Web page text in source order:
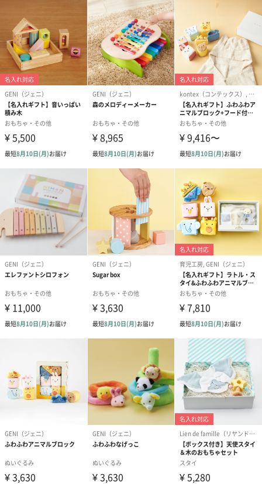
ベトナム
商品オプション情報
紙袋
お渡し用の紙袋です。
商品に合わせたサイズをお届けします。
あり（280円）
メッセージカード（通常・写真・グリーティング）
ードを同梱します。
メッセージカードや封筒のデザインは一部変更する場合がありま
ード（680円）
写真付きメッセージカ
ード（Thank you）ピ
ンク（680円）
【誕生日】
刷なし）（